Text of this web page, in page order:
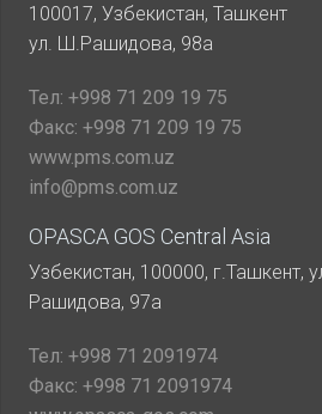
100017, Узбекистан, Ташкент
ул. Ш.Рашидова, 98а
Тел: +998 71 209 19 75
Факс: +998 71 209 19 75
www.pms.com.uz
info@pms.com.uz
OPASCA GOS Central Asia
Узбекистан, 100000, г.Ташкент,
Рашидова, 97а
Тел: +998 71 2091974
Факс: +998 71 2091974